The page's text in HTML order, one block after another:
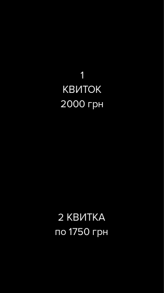
1
КВИТОК
2000 грн
2 КВИТКА
по 1750 грн